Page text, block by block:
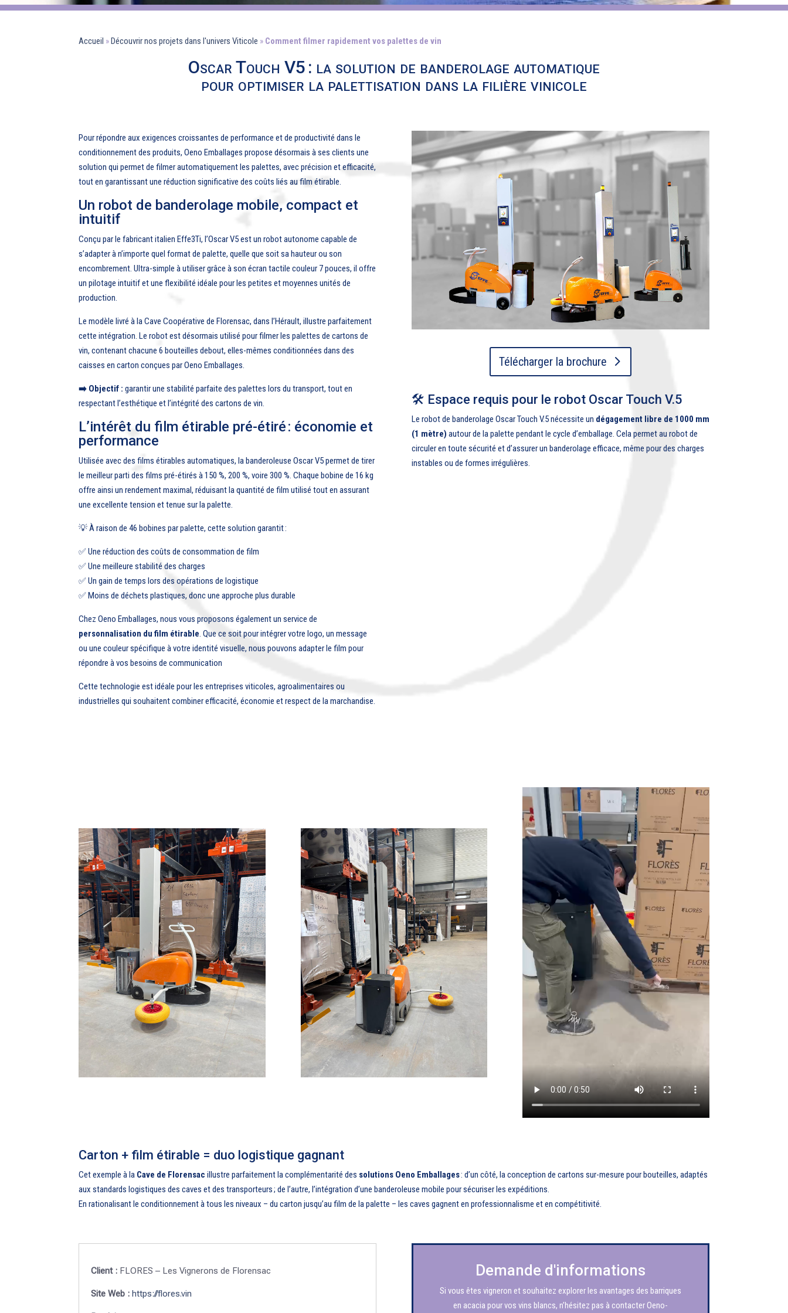
Accueil »Découvrir nos projets dans l'univers Viticole » Comment filmer rapidement vos palettes de vin
Oscar Touch V5 : la solution de banderolage automatique
pour optimiser la palettisation dans la filière vinicole
Pour répondre aux exigences croissantes de performance et de productivité dans le
conditionnement des produits, Oeno Emballages propose désormais à ses clients une
solution qui permet de filmer automatiquement les palettes, avec précision et efficacité,
tout en garantissant une réduction significative des coûts liés au film étirable.
Un robot de banderolage mobile, compact et
intuitif
Conçu par le fabricant italien Effe3Ti, l’Oscar V5 est un robot autonome capable de
s’adapter à n’importe quel format de palette, quelle que soit sa hauteur ou son
encombrement. Ultra-simple à utiliser grâce à son écran tactile couleur 7 pouces, il offre
un pilotage intuitif et une flexibilité idéale pour les petites et moyennes unités de
production.
Le modèle livré à la Cave Coopérative de Florensac, dans l’Hérault, illustre parfaitement
cette intégration. Le robot est désormais utilisé pour filmer les palettes de cartons de
vin, contenant chacune 6 bouteilles debout, elles-mêmes conditionnées dans des
caisses en carton conçues par Oeno Emballages.
➡️ Objectif : garantir une stabilité parfaite des palettes lors du transport, tout en
respectant l’esthétique et l’intégrité des cartons de vin.
L’intérêt du film étirable pré-étiré : économie et
performance
Utilisée avec des films étirables automatiques, la banderoleuse Oscar V5 permet de tirer
le meilleur parti des films pré-étirés à 150 %, 200 %, voire 300 %. Chaque bobine de 16 kg
offre ainsi un rendement maximal, réduisant la quantité de film utilisé tout en assurant
une excellente tension et tenue sur la palette.
💡 À raison de 46 bobines par palette, cette solution garantit :
✅ Une réduction des coûts de consommation de film
✅ Une meilleure stabilité des charges
✅ Un gain de temps lors des opérations de logistique
✅ Moins de déchets plastiques, donc une approche plus durable
Chez Oeno Emballages, nous vous proposons également un service de
personnalisation du film étirable. Que ce soit pour intégrer votre logo, un message
ou une couleur spécifique à votre identité visuelle, nous pouvons adapter le film pour
répondre à vos besoins de communication
Cette technologie est idéale pour les entreprises viticoles, agroalimentaires ou
industrielles qui souhaitent combiner efficacité, économie et respect de la marchandise.
Télécharger la brochure
🛠️ Espace requis pour le robot Oscar Touch V.5
Le robot de banderolage Oscar Touch V.5 nécessite un dégagement libre de 1000 mm
(1 mètre) autour de la palette pendant le cycle d’emballage. Cela permet au robot de
circuler en toute sécurité et d’assurer un banderolage efficace, même pour des charges
instables ou de formes irrégulières.
Carton + film étirable = duo logistique gagnant
Cet exemple à la Cave de Florensac illustre parfaitement la complémentarité des solutions Oeno Emballages: d’un côté, la conception de cartons sur-mesure pour bouteilles, adaptés
aux standards logistiques des caves et des transporteurs ; de l’autre, l’intégration d’une banderoleuse mobile pour sécuriser les expéditions.
En rationalisant le conditionnement à tous les niveaux – du carton jusqu’au film de la palette – les caves gagnent en professionnalisme et en compétitivité.
Client : FLORES – Les Vignerons de Florensac
Site Web : https://flores.vin
Demande d'informations
Si vous êtes vigneron et souhaitez explorer les avantages des barriques
en acacia pour vos vins blancs, n’hésitez pas à contacter Oeno-